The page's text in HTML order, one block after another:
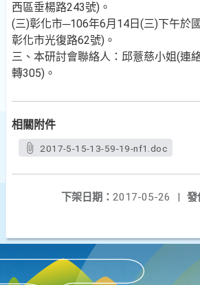
西區垂楊路243號)。
(三)彰化市─106年6月14日(三)下午於
彰化市光復路62號)。
三、本研討會聯絡人：邱薏慈小姐(連
轉305)。
相關附件
2017-5-15-13-59-19-nf1.doc
發
下架日期： 2017-05-26
|